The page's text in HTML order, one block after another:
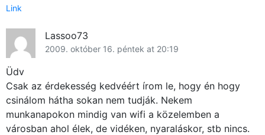
Link
Lassoo73
2009. október 16. péntek at 20:19
Üdv
Csak az érdekesség kedvéért írom le, hogy én hogy
csinálom hátha sokan nem tudják. Nekem
munkanapokon mindig van wifi a közelemben a
városban ahol élek, de vidéken, nyaraláskor, stb nincs.